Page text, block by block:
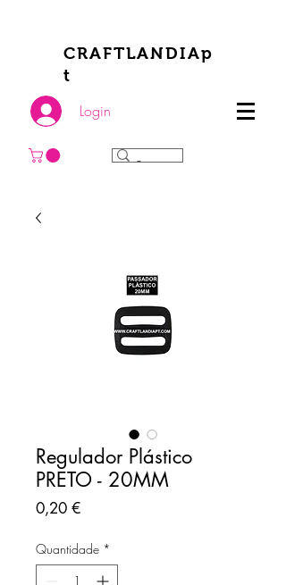
CRAFTLANDIAp
t
Login
Regulador Plástico
PRETO - 20MM
0,20 €Preço
Quantidade *